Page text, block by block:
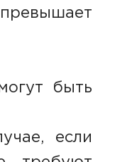
быть
если